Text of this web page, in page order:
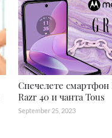
Спечелете смартфон
Razr 40 и чанта Tous
September 25, 2023